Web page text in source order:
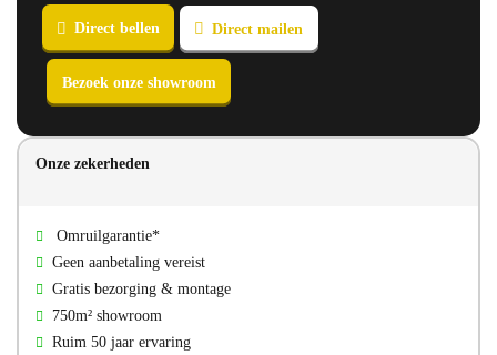
Bezoek onze showroom
Onze zekerheden
Omruilgarantie*
Geen aanbetaling vereist
Gratis bezorging & montage
750m² showroom
Ruim 50 jaar ervaring